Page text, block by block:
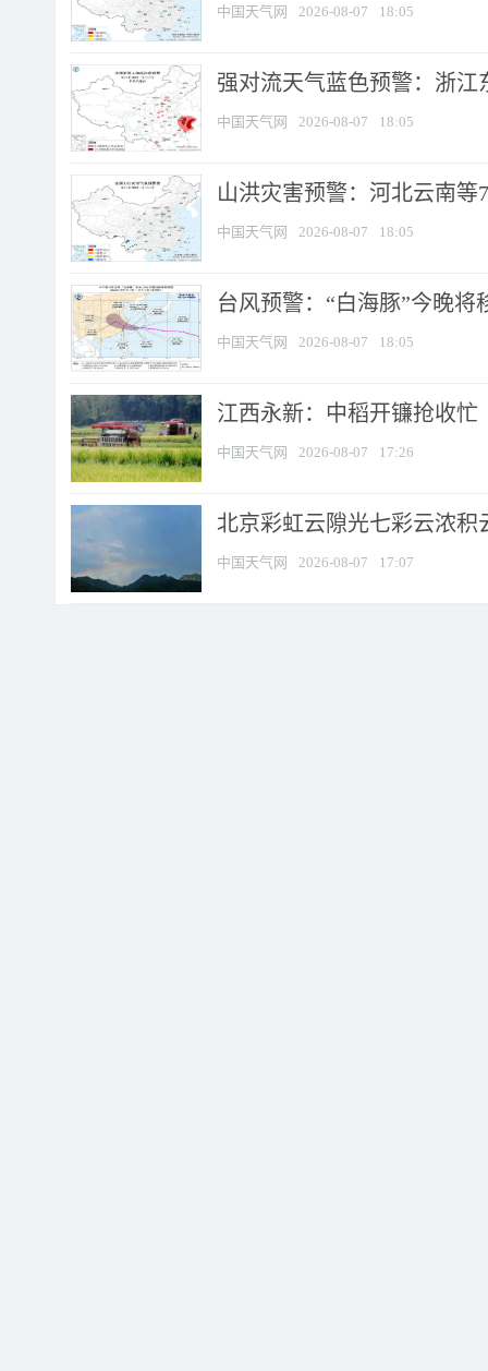
中国天气网 2026-08-07 18:05
强对流天气蓝色预警：浙江
中国天气网 2026-08-07 18:05
山洪灾害预警：河北云南
中国天气网 2026-08-07 18:05
台风预警：“白海豚”今晚将
中国天气网 2026-08-07 18:05
江西永新：中稻开镰抢收忙
中国天气网 2026-08-07 17:26
北京彩虹云隙光七彩云浓积
中国天气网 2026-08-07 17:07